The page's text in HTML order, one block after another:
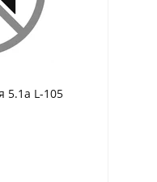
5.1а L-105